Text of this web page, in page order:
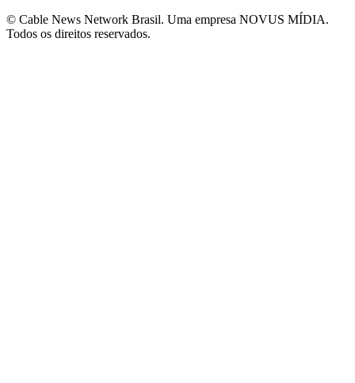
© Cable News Network Brasil. Uma empresa NOVUS MÍDIA.
Todos os direitos reservados.